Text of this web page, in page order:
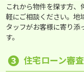
これから物件を探す方
軽にご相談ください。地
タッフがお客様に寄り添
す。
❸ 住宅ローン審